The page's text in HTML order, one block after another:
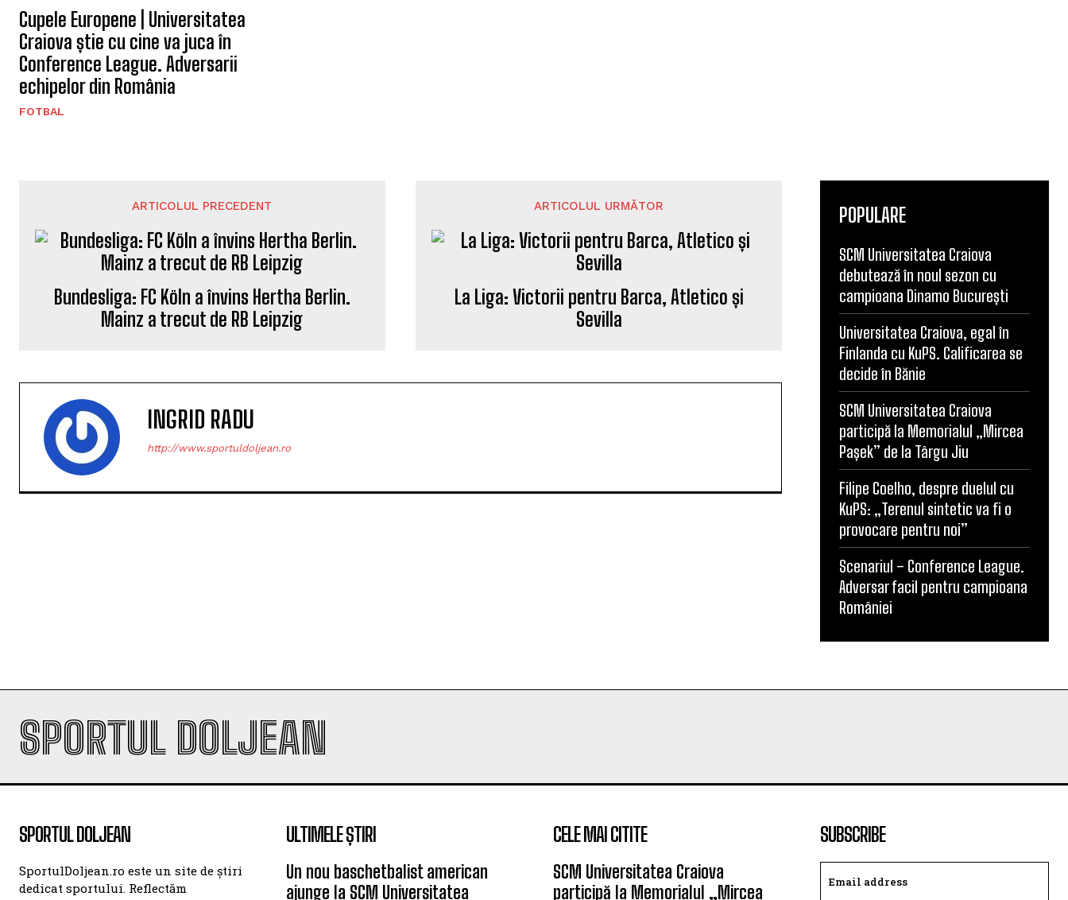
Cupele Europene | Universitatea
Craiova știe cu cine va juca în
Conference League. Adversarii
echipelor din România
FOTBAL
ARTICOLUL PRECEDENT
Bundesliga: FC Köln a învins Hertha Berlin.
Mainz a trecut de RB Leipzig
ARTICOLUL URMĂTOR
La Liga: Victorii pentru Barca, Atletico și
Sevilla
INGRID RADU
http://www.sportuldoljean.ro
POPULARE
SCM Universitatea Craiova
debutează în noul sezon cu
campioana Dinamo București
Universitatea Craiova, egal în
Finlanda cu KuPS. Calificarea se
decide în Bănie
SCM Universitatea Craiova
participă la Memorialul „Mircea
Pașek” de la Târgu Jiu
Filipe Coelho, despre duelul cu
KuPS: „Terenul sintetic va fi o
provocare pentru noi”
Scenariul – Conference League.
Adversar facil pentru campioana
României
SPORTUL DOLJEAN
SPORTUL DOLJEAN
SportulDoljean.ro este un site de știri
dedicat sportului. Reflectăm
ULTIMELE ȘTIRI
Un nou baschetbalist american
ajunge la SCM Universitatea
CELE MAI CITITE
SCM Universitatea Craiova
participă la Memorialul „Mircea
SUBSCRIBE